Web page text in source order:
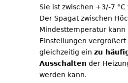
Sie ist zwischen +3/-7
Der Spagat zwischen
Mindesttemperatur kann
Einstellungen
gleichzeitig ein zu
Ausschalten der
werden kann.